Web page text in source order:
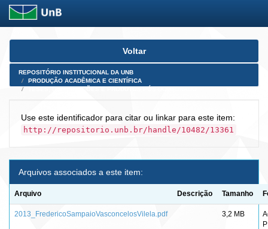
Skip
Voltar
REPOSITÓRIO INSTITUCIONAL DA UNB
PRODUÇÃO ACADÊMICA E CIENTÍFICA
Use este identificador para citar ou linkar para este item:
http://repositorio.unb.br/handle/10482/13361
Arquivos associados a este item:
Arquivo Descrição Tamanho
2013_FredericoSampaioVasconcelosVilela.pdf 3,2 MB